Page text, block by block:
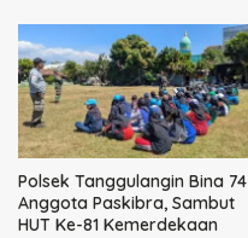
Polsek Tanggulangin Bina 74
Anggota Paskibra, Sambut
HUT Ke-81 Kemerdekaan